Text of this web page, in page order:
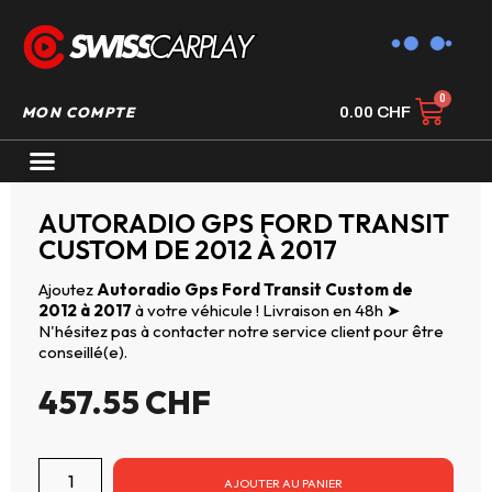
MON COMPTE 0.00 CHF
AUTORADIO GPS FORD TRANSIT
CUSTOM DE 2012 À 2017
Ajoutez Autoradio Gps Ford Transit Custom de
2012 à 2017 à votre véhicule ! Livraison en 48h ➤
N'hésitez pas à contacter notre service client pour être
conseillé(e).
457.55CHF
AJOUTER AU PANIER